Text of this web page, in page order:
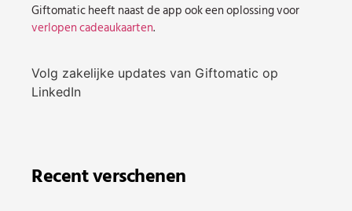
Giftomatic heeft naast de app ook een oplossing voor
verlopen cadeaukaarten.
Volg zakelijke updates van Giftomatic op
LinkedIn
Recent verschenen